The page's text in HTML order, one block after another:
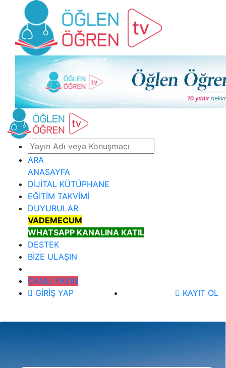
ARA
ANASAYFA
DİJİTAL KÜTÜPHANE
EĞİTİM TAKVİMİ
DUYURULAR
VADEMECUM
WHATSAPP KANALINA KATIL
DESTEK
BİZE ULAŞIN
CANLI YAYIN
GİRİŞ YAP
KAYIT OL